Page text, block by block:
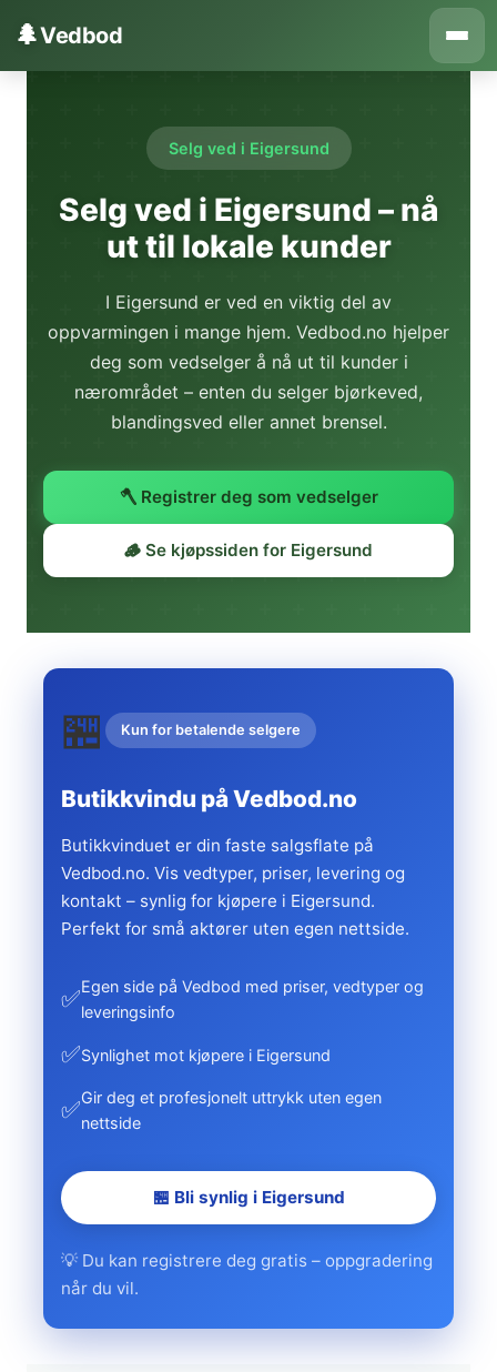
🌲Vedbod
Selg ved i Eigersund
Selg ved i Eigersund – nå
ut til lokale kunder
I Eigersund er ved en viktig del av
oppvarmingen i mange hjem. Vedbod.no hjelper
deg som vedselger å nå ut til kunder i
nærområdet – enten du selger bjørkeved,
blandingsved eller annet brensel.
🪓 Registrer deg som vedselger
🪵 Se kjøpssiden for Eigersund
🏪 Kun for betalende selgere
Butikkvindu på Vedbod.no
Butikkvinduet er din faste salgsflate på
Vedbod.no. Vis vedtyper, priser, levering og
kontakt – synlig for kjøpere i Eigersund.
Perfekt for små aktører uten egen nettside.
✅Egen side på Vedbod med priser, vedtyper og
leveringsinfo
✅Synlighet mot kjøpere i Eigersund
✅Gir deg et profesjonelt uttrykk uten egen
nettside
🏪 Bli synlig i Eigersund
💡 Du kan registrere deg gratis – oppgradering
når du vil.